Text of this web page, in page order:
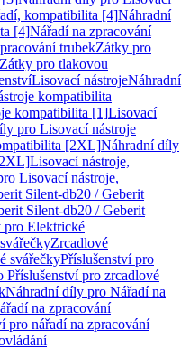
kompatibilita [4]Náhradní
[4]Nářadí na zpracování
trubekZátky pro
pro tlakovou
Lisovací nástrojeNáhradní
kompatibilita
kompatibilita [1]Lisovací
pro Lisovací nástroje
[2XL]Náhradní díly
Lisovací nástroje,
Lisovací nástroje,
Silent-db20 / Geberit
Silent-db20 / Geberit
Elektrické
Zrcadlové
svářečkyPříslušenství pro
pro zrcadlové
Náhradní díly pro Nářadí na
na zpracování
pro nářadí na zpracování